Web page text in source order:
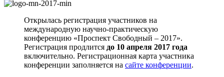
Открылась регистрация участников на
международную научно-практическую
конференцию «Проспект Свободный – 2017».
Регистрация продлится до 10 апреля 2017 года
включительно. Регистрационная карта участника
конференции заполняется на сайте конференции.